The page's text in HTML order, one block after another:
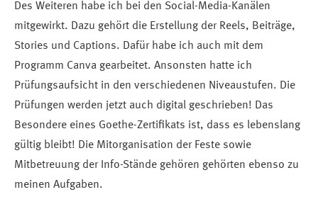
Des Weiteren habe ich bei den Social-Media-Kanälen
mitgewirkt. Dazu gehört die Erstellung der Reels, Beiträge,
Stories und Captions. Dafür habe ich auch mit dem
Programm Canva gearbeitet. Ansonsten hatte ich
Prüfungsaufsicht in den verschiedenen Niveaustufen. Die
Prüfungen werden jetzt auch digital geschrieben! Das
Besondere eines Goethe-Zertifikats ist, dass es lebenslang
gültig bleibt! Die Mitorganisation der Feste sowie
Mitbetreuung der Info-Stände gehören gehörten ebenso zu
meinen Aufgaben.